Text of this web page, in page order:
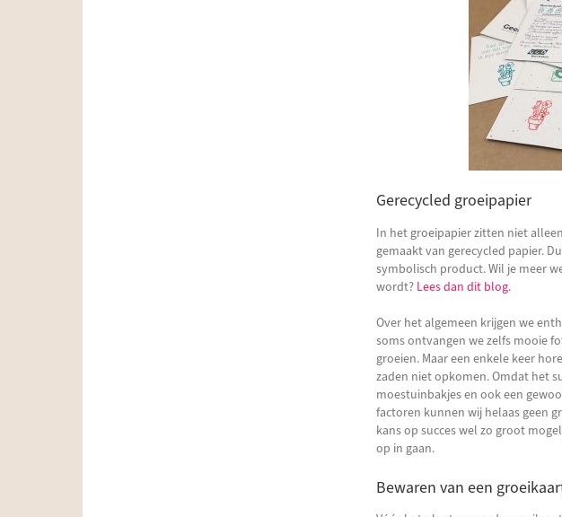
Gerecycled groeipapier
In het groeipapier zitten niet
gemaakt van gerecycled papier.
symbolisch product. Wil je meer
wordt? Lees dan dit blog.
Over het algemeen krijgen we
soms ontvangen we zelfs mooie
groeien. Maar een enkele keer
zaden niet opkomen. Omdat het
moestuinbakjes en ook een
factoren kunnen wij helaas geen
kans op succes wel zo groot
op in gaan.
Bewaren van een